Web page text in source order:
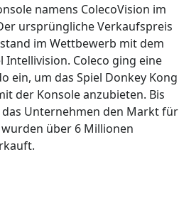
namens ColecoVision im
ursprüngliche Verkaufspreis
im Wettbewerb mit dem
Coleco ging eine
ein, um das Spiel Donkey Kong
der Konsole anzubieten. Bis
Unternehmen den Markt für
über 6 Millionen